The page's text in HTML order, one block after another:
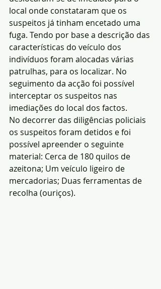
local onde constataram que os
suspeitos já tinham encetado uma
fuga. Tendo por base a descrição das
características do veículo dos
indivíduos foram alocadas várias
patrulhas, para os localizar. No
seguimento da acção foi possível
interceptar os suspeitos nas
imediações do local dos factos.
No decorrer das diligências policiais
os suspeitos foram detidos e foi
possível apreender o seguinte
material: Cerca de 180 quilos de
azeitona; Um veículo ligeiro de
mercadorias; Duas ferramentas de
recolha (ouriços).